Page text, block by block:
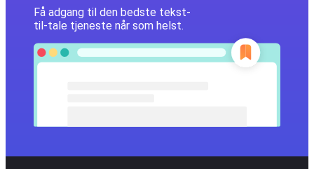
Få adgang til den bedste tekst-
til-tale tjeneste når som helst.